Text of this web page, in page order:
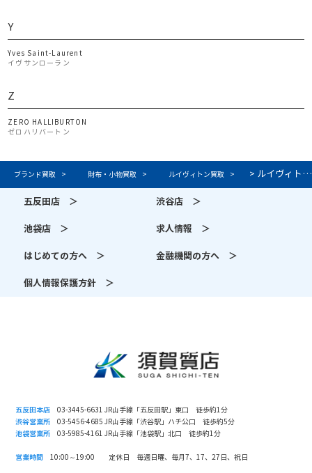
Y
Yves Saint-Laurent
イヴサンローラン
Z
ZERO HALLIBURTON
ゼロハリバートン
ブランド買取 財布・小物買取 ルイヴィトン買取 > ルイヴィトン ダミエアンフィニの高価買取買取
五反田店 ＞ 渋谷店 ＞
池袋店 ＞ 求人情報 ＞
はじめての方へ ＞ 金融機関の方へ ＞
個人情報保護方針 ＞
五反田本店 03-3445-6631 JR山手線「五反田駅」東口 徒歩約1分
渋谷営業所 03-5456-4685 JR山手線「渋谷駅」ハチ公口 徒歩約5分
池袋営業所 03-5985-4161 JR山手線「池袋駅」北口 徒歩約1分
営業時間 10:00～19:00 定休日 毎週日曜、毎月7、17、27日、祝日